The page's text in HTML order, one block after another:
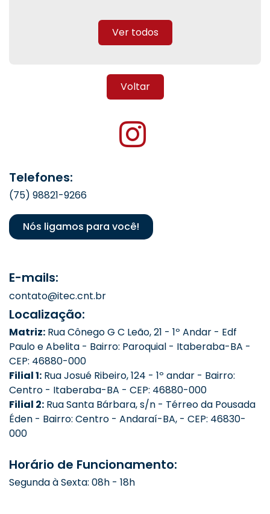
Ver todos
Voltar
Telefones:
(75) 98821-9266
Nós ligamos para você!
E-mails:
contato@itec.cnt.br
Localização:
Matriz: Rua Cônego G C Leão, 21 - 1º Andar - Edf
Paulo e Abelita - Bairro: Paroquial - Itaberaba-BA -
CEP: 46880-000
Filial 1: Rua Josué Ribeiro, 124 - 1º andar - Bairro:
Centro - Itaberaba-BA - CEP: 46880-000
Filial 2: Rua Santa Bárbara, s/n - Térreo da Pousada
Éden - Bairro: Centro - Andaraí-BA, - CEP: 46830-
000
Horário de Funcionamento:
Segunda à Sexta: 08h - 18h